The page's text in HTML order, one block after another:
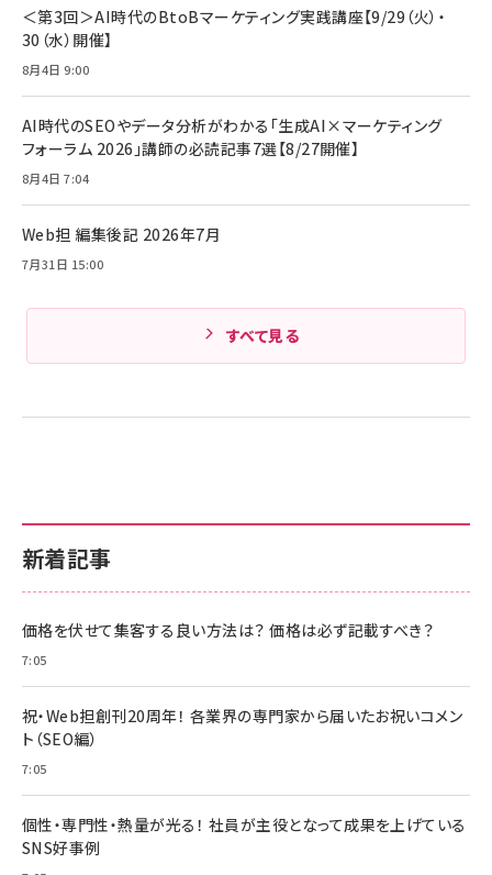
新着記事
価格を伏せて集客する良い方法は？ 価格は必ず記載すべき？
7:05
祝・Web担創刊20周年！ 各業界の専門家から届いたお祝いコメン
ト（SEO編）
7:05
個性・専門性・熱量が光る！ 社員が主役となって成果を上げている
SNS好事例
＜第3回＞AI時代のBtoBマーケティング実践講座【9/29（火）・
30（水）開催】
8月4日 9:00
AI時代のSEOやデータ分析がわかる「生成AI×マーケティング
フォーラム 2026」講師の必読記事7選【8/27開催】
8月4日 7:04
Web担 編集後記 2026年7月
7月31日 15:00
すべて見る